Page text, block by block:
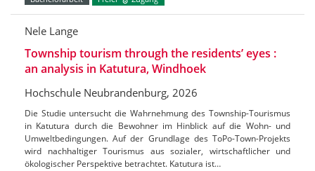
Nele Lange
Township tourism through the residents’ eyes :
an analysis in Katutura, Windhoek
Hochschule Neubrandenburg, 2026
Die Studie untersucht die Wahrnehmung des Township-Tourismus
in Katutura durch die Bewohner im Hinblick auf die Wohn- und
Umweltbedingungen. Auf der Grundlage des ToPo-Town-Projekts
wird nachhaltiger Tourismus aus sozialer, wirtschaftlicher und
ökologischer Perspektive betrachtet. Katutura ist…